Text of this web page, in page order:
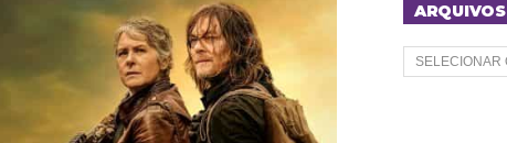
ARQUIVOS
A
r